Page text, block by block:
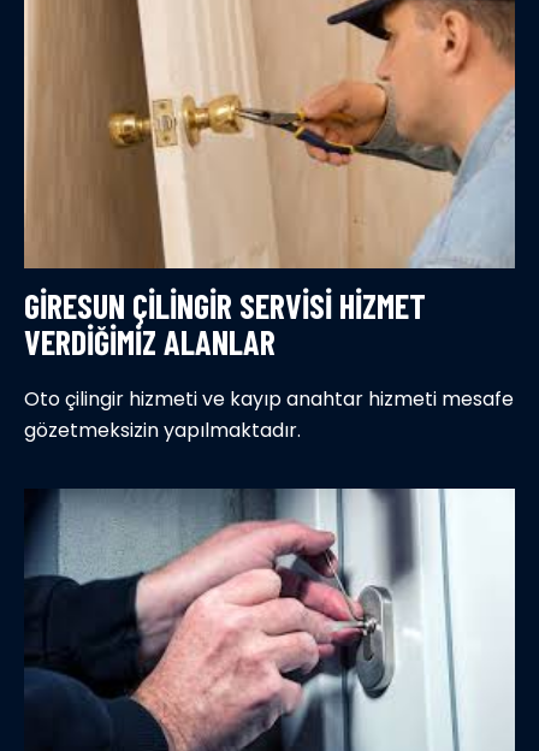
GIRESUN ÇILINGIR SERVISI HIZMET
VERDIĞIMIZ ALANLAR
Oto çilingir hizmeti ve kayıp anahtar hizmeti mesafe
gözetmeksizin yapılmaktadır.